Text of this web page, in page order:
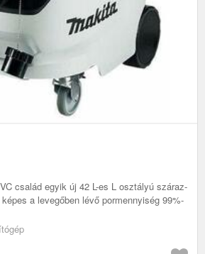
család egyik új 42 L-es L osztályú száraz-
a levegőben lévő pormennyiség 99%-